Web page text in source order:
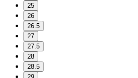
25
26
26.5
27
27.5
28
28.5